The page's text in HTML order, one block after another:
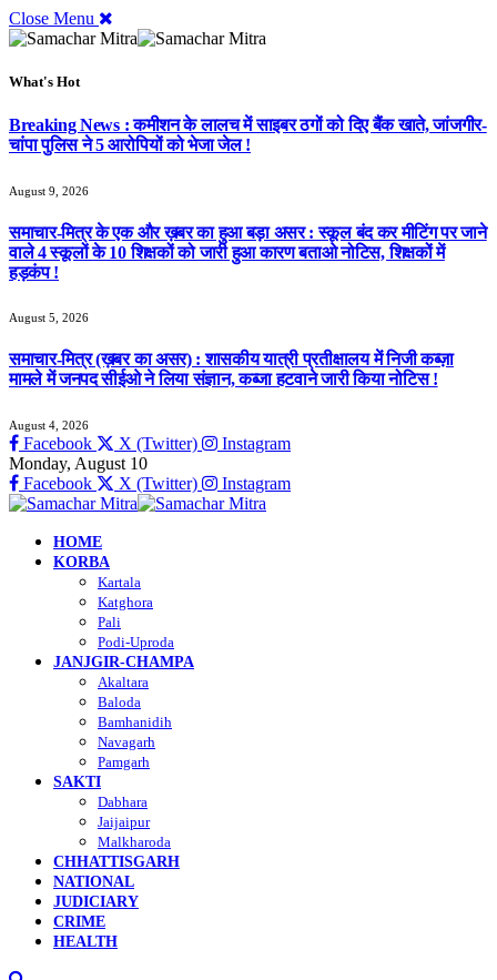
Close Menu
What's Hot
Breaking News : कमीशन के लालच में साइबर ठगों को दिए बैंक खाते, जांजगीर-
चांपा पुलिस ने 5 आरोपियों को भेजा जेल !
August 9, 2026
समाचार-मित्र के एक और ख़बर का हुआ बड़ा असर : स्कूल बंद कर मीटिंग पर जाने
वाले 4 स्कूलों के 10 शिक्षकों को जारी हुआ कारण बताओ नोटिस, शिक्षकों में
हड़कंप !
August 5, 2026
समाचार-मित्र (ख़बर का असर) : शासकीय यात्री प्रतीक्षालय में निजी कब्ज़ा
मामले में जनपद सीईओ ने लिया संज्ञान, कब्जा हटवाने जारी किया नोटिस !
August 4, 2026
Facebook X (Twitter)
Instagram
Monday, August 10
Facebook
X (Twitter) Instagram
HOME
KORBA
Kartala
Katghora
Pali
Podi-Uproda
JANJGIR-CHAMPA
Akaltara
Baloda
Bamhanidih
Navagarh
Pamgarh
SAKTI
Dabhara
Jaijaipur
Malkharoda
CHHATTISGARH
NATIONAL
JUDICIARY
CRIME
HEALTH